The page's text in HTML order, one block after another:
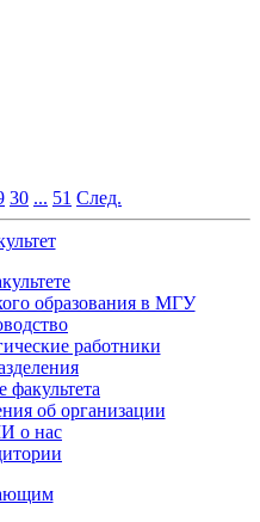
30 ... 51 След.
образования в МГУ
работники
факультета
об организации
о нас